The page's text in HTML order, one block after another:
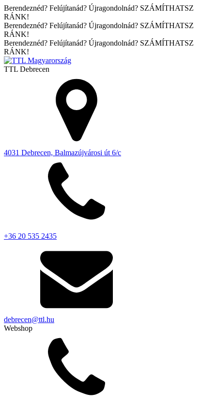
Berendeznéd? Felújítanád? Újragondolnád? SZÁMÍTHATSZ
RÁNK!
Berendeznéd? Felújítanád? Újragondolnád? SZÁMÍTHATSZ
RÁNK!
Berendeznéd? Felújítanád? Újragondolnád? SZÁMÍTHATSZ
RÁNK!
TTL Debrecen
4031 Debrecen, Balmazújvárosi út 6/c
+36 20 535 2435
debrecen@ttl.hu
Webshop